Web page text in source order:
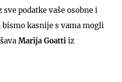
podatke vaše osobne i
kasnije s vama mogli
Marija Goatti iz